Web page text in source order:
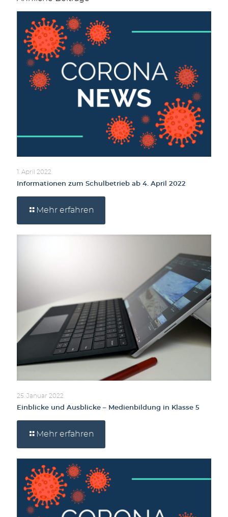
1. April 2022
Informationen zum Schulbetrieb ab 4. April 2022
Mehr erfahren
25. Januar 2022
Einblicke und Ausblicke – Medienbildung in Klasse 5
Mehr erfahren